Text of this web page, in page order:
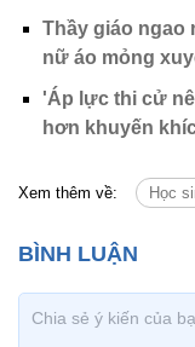
Thầy giáo ngao
nữ áo mỏng
'Áp lực thi cử
hơn khuyến
Xem thêm về: Học